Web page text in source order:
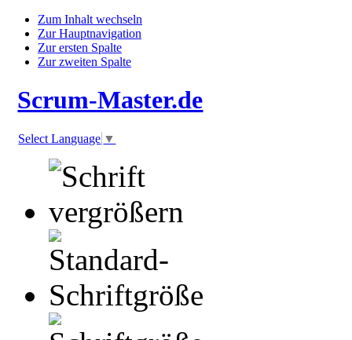
Zum Inhalt wechseln
Zur Hauptnavigation
Zur ersten Spalte
Zur zweiten Spalte
Scrum-Master.de
Select Language ▼